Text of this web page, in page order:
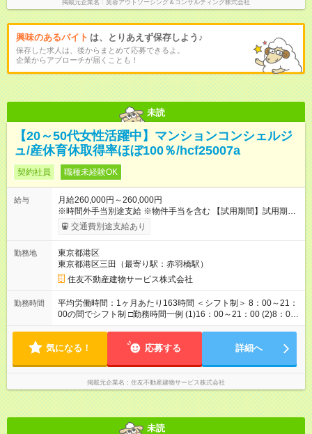
掲載元企業名 芙蓉アウトソーシング＆コンサルティング株式会社
興味のあるバイト は、とりあえず保存しよう♪
保存した求人は、後からまとめて応募できるよ。
企業からアプローチが届くことも！
未読
【20～50代女性活躍中】マンションコンシェルジ
ュ/産休育休取得率ほぼ100％/hcf25007a
契約社員 職種未経験OK
給与
月給260,000円～260,000円
※時間外手当別途支給 ※物件手当を含む 【試用期間】試用期間
あり 試用期間の長さ：3ヶ月 雇用形態、給与は本採用時と同じ
です。
交通費別途支給あり
勤務地
東京都港区
東京都港区三田（最寄り駅：赤羽橋駅）
住友不動産建物サービス株式会社
勤務時間
平均労働時間：1ヶ月あたり163時間 ＜シフト制＞ 8：00～21：
00の間でシフト制 □勤務時間一例 (1)16：00～21：00 (2)8：00
～17：00 (3)8：00～21：00 ※１か月単位の変形労働時間制
合もあります。 ▼休憩時間 (1)なし (2)60分 (3)120分 平均労
でシフト制 □勤務時間一例 (1)16：00～21：00 (2)8：00～17：
00 (3)8：00～21：00 ※１か月単位の変形労働時間制（月163時
間、ただし2月は160時間） ※上記以外のシフトの場合もありま
気になる！ 応募する 詳細へ
掲載元企業名 住友不動産建物サービス株式会社
未読